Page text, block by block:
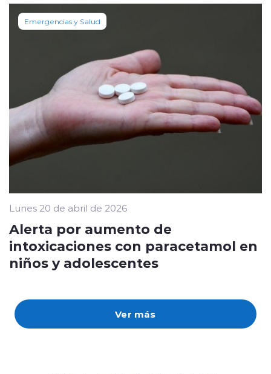
Ver más
Emergencias y Salud
Lunes 20 de abril de 2026
Alerta por aumento de
intoxicaciones con paracetamol en
niños y adolescentes